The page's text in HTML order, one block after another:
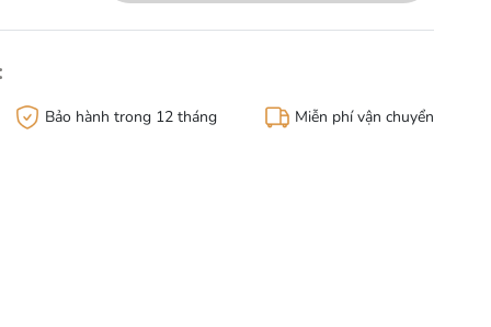
Bảo hành trong 12 tháng Miễn phí vận chuyển